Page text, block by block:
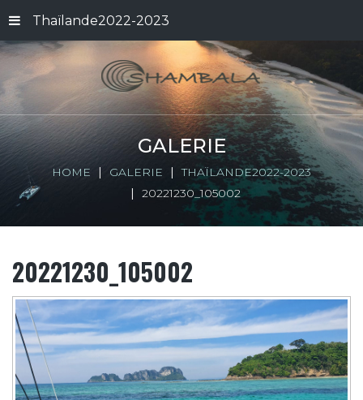
Thaïlande2022-2023
GALERIE
HOME GALERIE
THAÏLANDE2022-2023
20221230_105002
20221230_105002